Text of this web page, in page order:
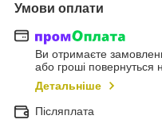
Умови оплати
Ви отримаєте
або гроші повернуться
Детальніше
Післяплата